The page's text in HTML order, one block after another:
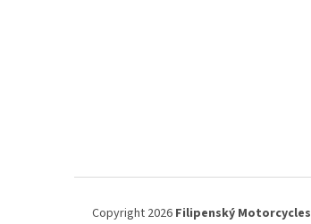
Copyright 2026 Filipenský Motorcycles